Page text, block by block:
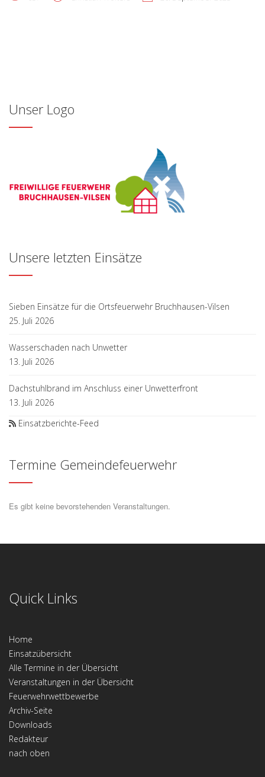
Unser Logo
Unsere letzten Einsätze
Sieben Einsätze für die Ortsfeuerwehr Bruchhausen-Vilsen
25. Juli 2026
Wasserschaden nach Unwetter
13. Juli 2026
Dachstuhlbrand im Anschluss einer Unwetterfront
13. Juli 2026
Einsatzberichte-Feed
Termine Gemeindefeuerwehr
Es gibt keine bevorstehenden Veranstaltungen.
Quick Links
Home
Einsatzübersicht
Alle Termine in der Übersicht
Veranstaltungen in der Übersicht
Feuerwehrwettbewerbe
Archiv-Seite
Downloads
Redakteur
nach oben